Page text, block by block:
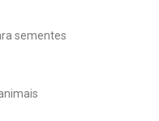
sementes